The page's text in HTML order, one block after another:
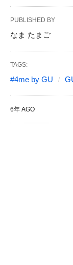
PUBLISHED BY
なま たまご
TAGS:
#4me by GU
6年 AGO